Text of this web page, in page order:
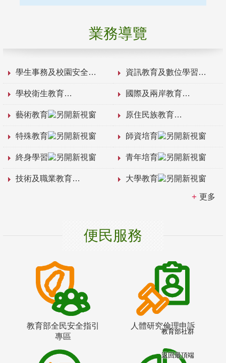
業務導覽
學生事務及校園安全 資訊教育及數位學習
學校衛生教育 國際及兩岸教育
藝術教育 原住民族教育
特殊教育 師資培育
終身學習 青年培育
技術及職業教育 大學教育
更多
便民服務
教育部全民安全指引
專區
人體研究倫理申訴
教育部社群
返回最頂端